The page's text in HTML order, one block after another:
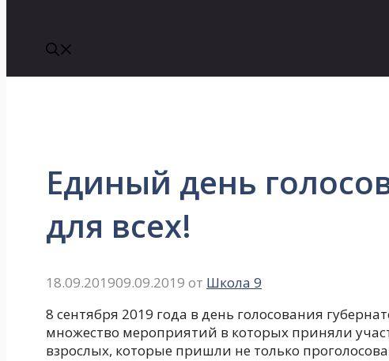
Единый день
для всех!
18.09.201909.09.2019 от Школа 9
8 сентября 2019 года в день голосования
множество мероприятий в которых приняли
взрослых, которые пришли не только